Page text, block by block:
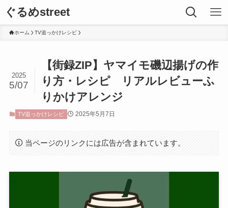
ぐるめstreet
ホーム TV追っかけレシピ
【街録ZIP】ヤマイモ磯辺揚げの作
り方・レシピ リアルレビューふ
りかけアレンジ
2025
5/07
TV追っかけレシピ 2025年5月7日
当ページのリンクには広告が含まれています。